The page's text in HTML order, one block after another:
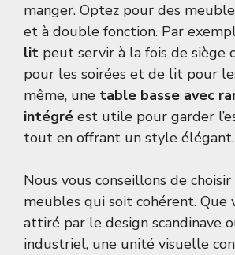
manger. Optez pour des
et à double fonction. Par
lit peut servir à la fois de siège
pour les soirées et de lit pour
même, une table basse avec
intégré est utile pour garder
tout en offrant un style élégant.
Nous vous conseillons de
meubles qui soit cohérent. Que
attiré par le design scandinave
industriel, une unité visuelle